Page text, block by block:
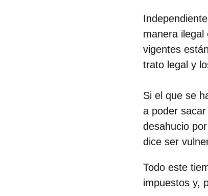
manera ilegal
vigentes
trato legal y
Si el que se
a poder
desahucio
dice ser
Todo este
impuestos y,